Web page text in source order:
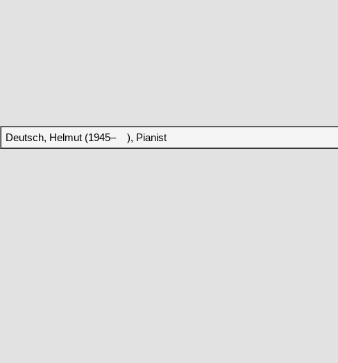
Deutsch, Helmut (1945– ), Pianist